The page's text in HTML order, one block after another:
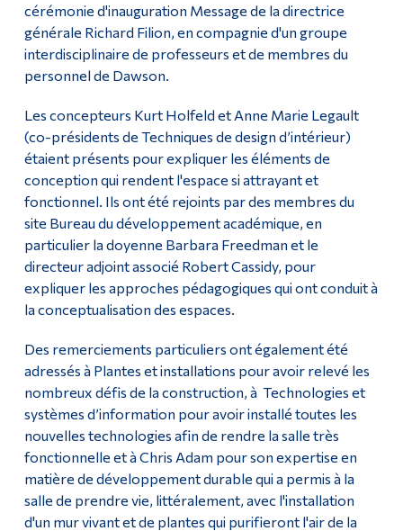
cérémonie d'inauguration Message de la directrice
générale Richard Filion, en compagnie d'un groupe
interdisciplinaire de professeurs et de membres du
personnel de Dawson.
Les concepteurs Kurt Holfeld et Anne Marie Legault
(co-présidents de Techniques de design d’intérieur)
étaient présents pour expliquer les éléments de
conception qui rendent l'espace si attrayant et
fonctionnel. Ils ont été rejoints par des membres du
site Bureau du développement académique, en
particulier la doyenne Barbara Freedman et le
directeur adjoint associé Robert Cassidy, pour
expliquer les approches pédagogiques qui ont conduit à
la conceptualisation des espaces.
Des remerciements particuliers ont également été
adressés à Plantes et installations pour avoir relevé les
nombreux défis de la construction, à Technologies et
systèmes d’information pour avoir installé toutes les
nouvelles technologies afin de rendre la salle très
fonctionnelle et à Chris Adam pour son expertise en
matière de développement durable qui a permis à la
salle de prendre vie, littéralement, avec l'installation
d'un mur vivant et de plantes qui purifieront l'air de la